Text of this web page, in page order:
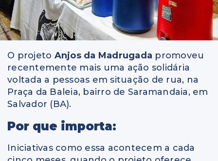
O projeto Anjos da Madrugada promoveu
recentemente mais uma ação solidária
voltada a pessoas em situação de rua, na
Praça da Baleia, bairro de Saramandaia, em
Salvador (BA).
Por que importa:
Iniciativas como essa acontecem a cada